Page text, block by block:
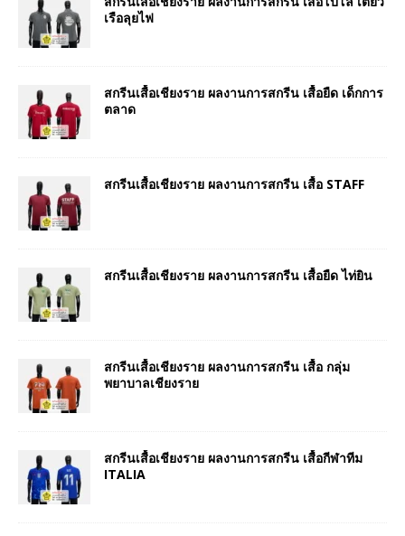
เรือลุยไฟ
สกรีนเสื้อเชียงราย ผลงานการสกรีน เสื้อยืด เด็กการ
ตลาด
สกรีนเสื้อเชียงราย ผลงานการสกรีน เสื้อ STAFF
สกรีนเสื้อเชียงราย ผลงานการสกรีน เสื้อยืด ไท่ยิน
สกรีนเสื้อเชียงราย ผลงานการสกรีน เสื้อ กลุ่ม
พยาบาลเชียงราย
สกรีนเสื้อเชียงราย ผลงานการสกรีน เสื้อกีฬาทีม
ITALIA